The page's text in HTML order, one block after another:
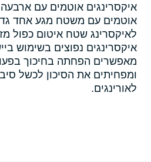
איקסרינגים אוטמים עם
אוטמים עם משטח מגע אחד
לאיקסרינג שטח איטום כפול
איקסרינגים נפוצים בשימוש
לאורינגים.